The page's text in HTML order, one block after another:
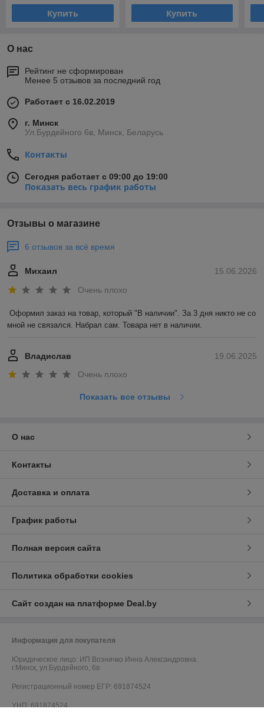
Купить Купить
О нас
Рейтинг не сформирован
Менее 5 отзывов за последний год
Работает с 16.02.2019
г. Минск
Ул.Бурдейного 6в, Минск, Беларусь
Контакты
Сегодня работает с 09:00 до 19:00
Показать весь график работы
Отзывы о магазине
6 отзывов за всё время
15.06.2026
Михаил
Очень плохо
Оформил заказ на товар, который "В наличии". За 3 дня никто не со
мной не связался. Набрал сам. Товара нет в наличии.
19.06.2025
Владислав
Очень плохо
Показать все отзывы
О нас
Контакты
Доставка и оплата
График работы
Полная версия сайта
Политика обработки cookies
Сайт создан на платформе Deal.by
Информация для покупателя
Юридическое лицо: ИП Возничко Инна Александровна
г.Минск, ул.Бурдейного, 6в
Регистрационный номер ЕГР: 691874524
УНП: 691874524